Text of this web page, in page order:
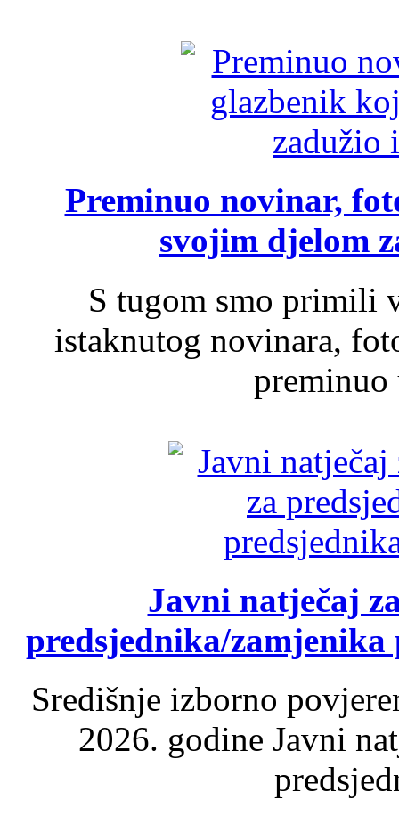
Preminuo novinar,
svojim djelom
S tugom smo primili
istaknutog novinara,
Javni natječaj
predsjednika/
Središnje izborno
2026. godine Javni